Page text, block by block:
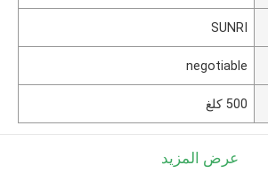
SUNRI
negotiable
500 كلغ
عرض المزيد